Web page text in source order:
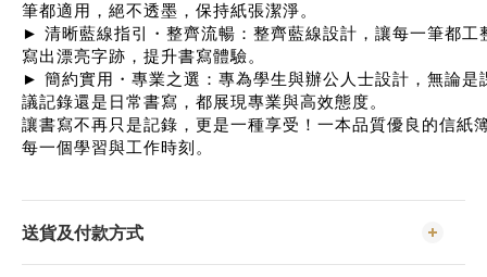
筆都適用，絕不透墨，保持紙張潔淨。
► 清晰藍線指引・整齊流暢：整齊藍線設計，讓每一筆都工
寫出漂亮字跡，提升書寫體驗。
► 簡約實用・專業之選：專為學生與辦公人士設計，無論是
議記錄還是日常書寫，都展現專業與高效態度。
讓書寫不再只是記錄，更是一種享受！一本品質優良的信紙
每一個學習與工作時刻。
送貨及付款方式